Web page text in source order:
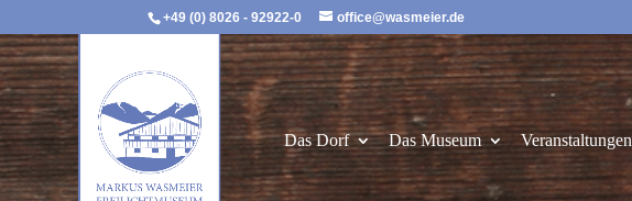
+49 (0) 8026 - 92922-0 office@wasmeier.de
Das Dorf Das Museum Veranstaltungen